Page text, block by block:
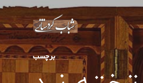
اینتر را برای جستجو و یا ESC برای بستن برچسب